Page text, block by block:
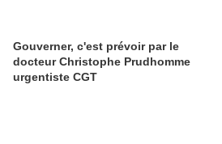
Gouverner, c'est prévoir par le
docteur Christophe Prudhomme
urgentiste CGT